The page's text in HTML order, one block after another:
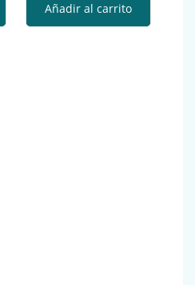
Añadir al carrito